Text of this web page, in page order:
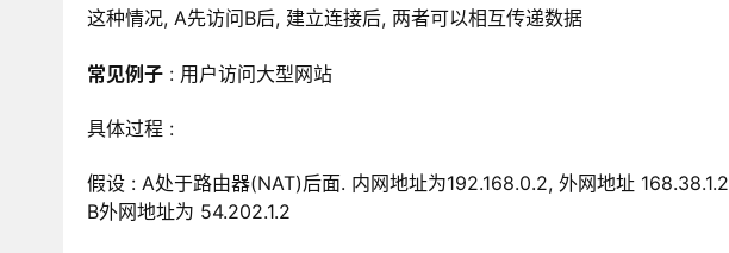
这种情况, A先访问B后, 建立连接后, 两者可以相互传递数据
常见例子 : 用户访问大型网站
具体过程 :
假设 : A处于路由器(NAT)后面. 内网地址为192.168.0.2, 外网地址 168.38.1.2
B外网地址为 54.202.1.2